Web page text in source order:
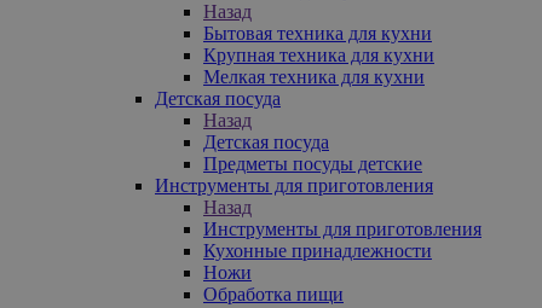
Назад
Бытовая техника для кухни
Крупная техника для кухни
Мелкая техника для кухни
Детская посуда
Назад
Детская посуда
Предметы посуды детские
Инструменты для приготовления
Назад
Инструменты для приготовления
Кухонные принадлежности
Ножи
Обработка пищи